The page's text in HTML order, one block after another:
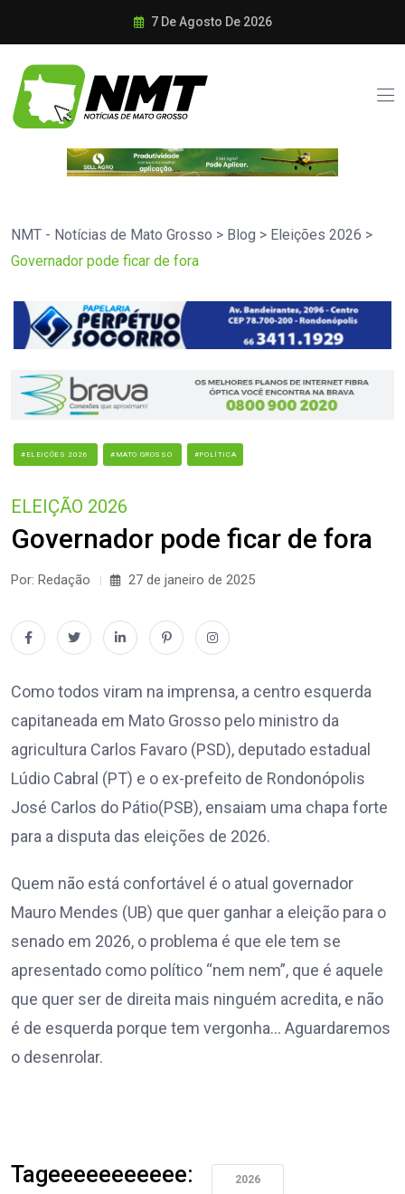
7 De Agosto De 2026
NMT - Notícias de Mato Grosso > Blog > Eleições 2026 >
Governador pode ficar de fora
#ELEIÇÕES 2026 #MATO GROSSO #POLÍTICA
ELEIÇÃO 2026
Governador pode ficar de fora
Por: Redação 27 de janeiro de 2025
Como todos viram na imprensa, a centro esquerda
capitaneada em Mato Grosso pelo ministro da
agricultura Carlos Favaro (PSD), deputado estadual
Lúdio Cabral (PT) e o ex-prefeito de Rondonópolis
José Carlos do Pátio(PSB), ensaiam uma chapa forte
para a disputa das eleições de 2026.
Quem não está confortável é o atual governador
Mauro Mendes (UB) que quer ganhar a eleição para o
senado em 2026, o problema é que ele tem se
apresentado como político “nem nem”, que é aquele
que quer ser de direita mais ninguém acredita, e não
é de esquerda porque tem vergonha… Aguardaremos
o desenrolar.
Tageeeeeeeeeee: 2026